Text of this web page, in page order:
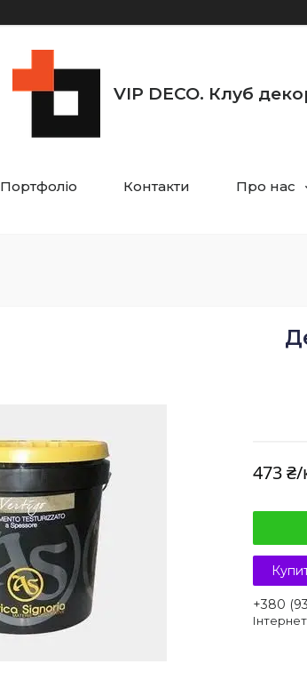
VIP DECO. Клуб
Портфоліо Контакти Про нас
473 ₴/
+380